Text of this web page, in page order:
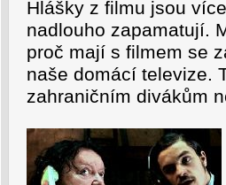
Hlášky z filmu jsou
nadlouho zapamatují.
proč mají s filmem se
naše domácí televize.
zahraničním divákům